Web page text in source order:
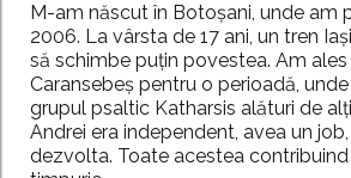
M-am născut în Botoșani, unde am
2006. La vârsta de 17 ani, un tren
să schimbe puțin povestea. Am
Caransebeș pentru o perioadă,
grupul psaltic Katharsis alături de
Andrei era independent, avea un
dezvolta. Toate acestea